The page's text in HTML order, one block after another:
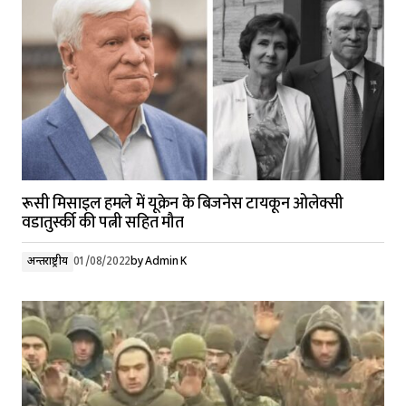
रूसी मिसाइल हमले में यूक्रेन के बिजनेस टायकून ओलेक्सी
वडातुर्स्की की पत्नी सहित मौत
अन्तर्राष्ट्रीय 01/08/2022byAdmin K